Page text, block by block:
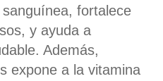
fortalece
y ayuda a
Además,
expone a la vitamina